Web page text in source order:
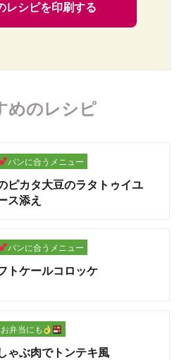
レシピを印刷する
めのレシピ
パンに合うメニュー
ピカタ大豆のラタトゥイユ
ス添え
パンに合うメニュー
トケールコロッケ
お弁当にも
ゃぶ肉でトンテキ風